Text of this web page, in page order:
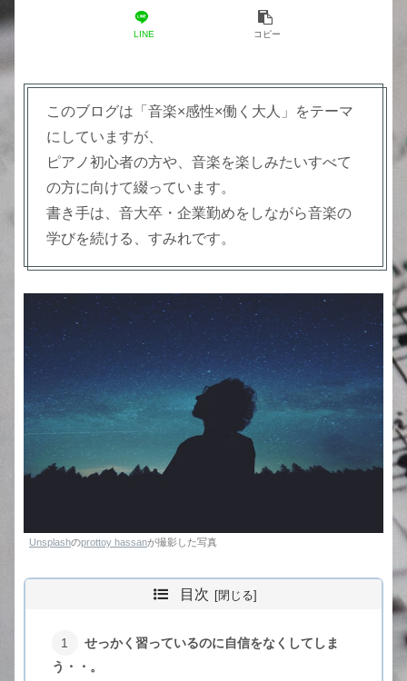
LINE コピー
このブログは「音楽×感性×働く大人」をテーマ
にしていますが、
ピアノ初心者の方や、音楽を楽しみたいすべて
の方に向けて綴っています。
書き手は、音大卒・企業勤めをしながら音楽の
学びを続ける、すみれです。
Unsplashのprottoy hassanが撮影した写真
目次
せっかく習っているのに自信をなくしてしま
う・・。